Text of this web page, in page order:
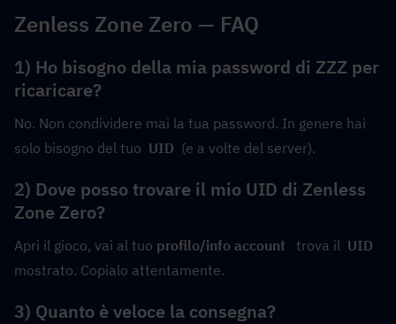
Zenless Zone Zero — FAQ
1) Ho bisogno della mia password di ZZZ per
ricaricare?
No. Non condividere mai la tua password. In genere hai
solo bisogno del tuo UID
  (e a volte del server).
2) Dove posso trovare il mio UID di Zenless
Zone Zero?
Apri il gioco, vai al tuo profilo/info account
   trova il
UID
mostrato. Copialo attentamente.
3) Quanto è veloce la consegna?